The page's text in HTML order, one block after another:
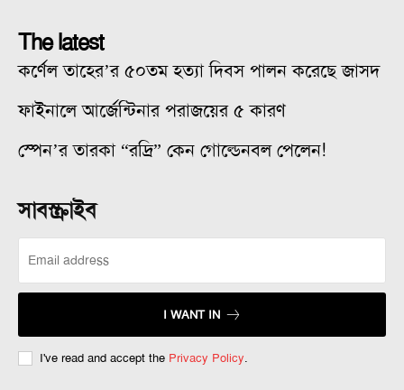
The latest
কর্ণেল তাহের’র ৫০তম হত্যা দিবস পালন করেছে জাসদ
ফাইনালে আর্জেন্টিনার পরাজয়ের ৫ কারণ
স্পেন’র তারকা “রদ্রি” কেন গোল্ডেনবল পেলেন!
সাবস্ক্রাইব
I WANT IN
I've read and accept the Privacy Policy.